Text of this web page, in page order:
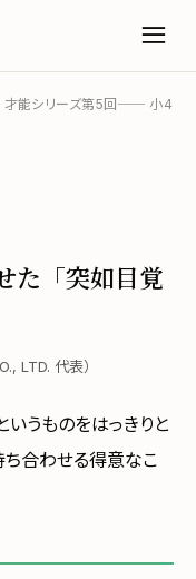
才能シリーズ第5回── 小4
「突如目覚
LTD. 代表）
いうものをはっきりと
ち合わせる得意なこ